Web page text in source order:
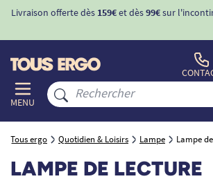
Livraison offerte dès 159€et dès99€sur
MENU
Tous ergo Quotidien & Loisirs Lampe Lampe
LAMPE DE LECTURE